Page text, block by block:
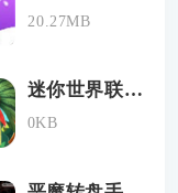
20.27MB
迷你世界联机版老版本
0KB